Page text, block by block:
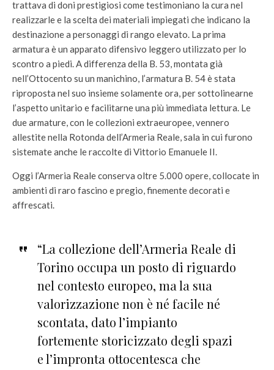
trattava di doni prestigiosi come testimoniano la cura nel
realizzarle e la scelta dei materiali impiegati che indicano la
destinazione a personaggi di rango elevato. La prima
armatura è un apparato difensivo leggero utilizzato per lo
scontro a piedi. A differenza della B. 53, montata già
nell’Ottocento su un manichino, l’armatura B. 54 è stata
riproposta nel suo insieme solamente ora, per sottolinearne
l’aspetto unitario e facilitarne una più immediata lettura. Le
due armature, con le collezioni extraeuropee, vennero
allestite nella Rotonda dell’Armeria Reale, sala in cui furono
sistemate anche le raccolte di Vittorio Emanuele II.
Oggi l’Armeria Reale conserva oltre 5.000 opere, collocate in
ambienti di raro fascino e pregio, finemente decorati e
affrescati.
“La collezione dell’Armeria Reale di
Torino occupa un posto di riguardo
nel contesto europeo, ma la sua
valorizzazione non è né facile né
scontata, dato l’impianto
fortemente storicizzato degli spazi
e l’impronta ottocentesca che